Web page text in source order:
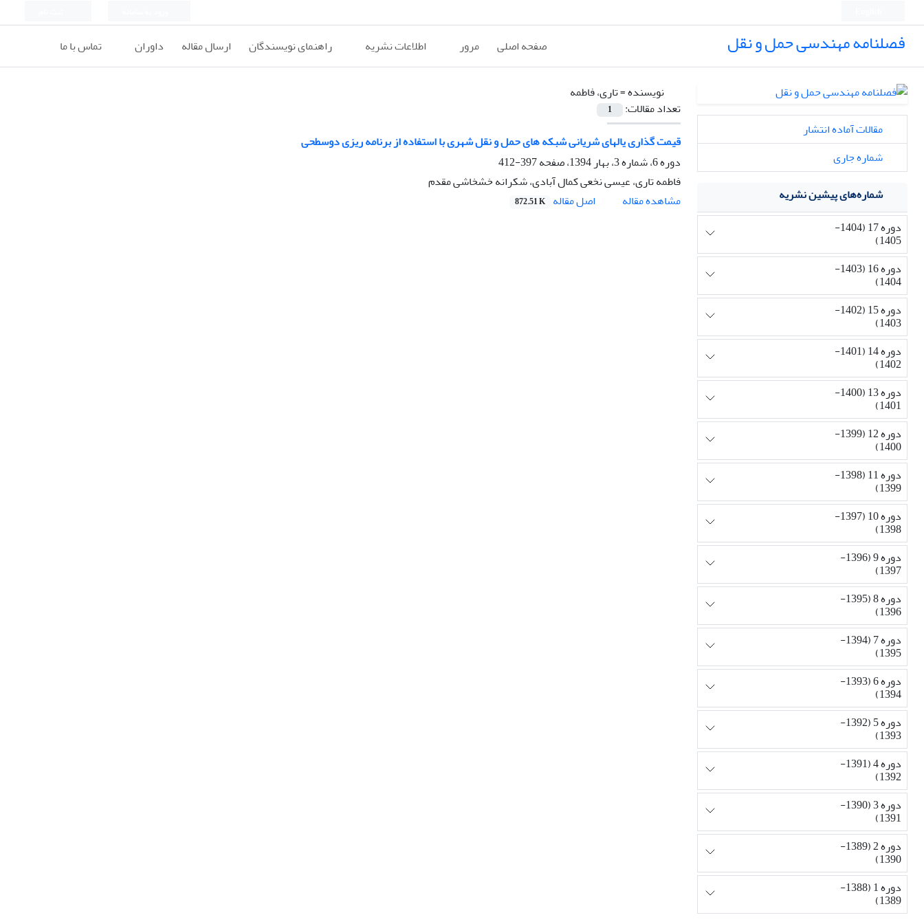
فصلنامه مهندسی حمل و نقل صفحه اصلی مرور اطلاعات نشریه راهنمای نویسندگان ارسال مقاله داوران تماس با ما
نویسنده =تاری، فاطمه
تعداد مقالات:
1
قیمت‏ گذاری یال‏های شریانی شبکه‏ های حمل و نقل شهری با استفاده از برنامه‏ ریزی دوسطحی
دوره 6، شماره 3، بهار 1394، صفحه
397-412
فاطمه تاری، عیسی نخعی کمال آبادی، شکرانه خشخاشی مقدم
مشاهده مقاله
اصل مقاله 872.51 K
مقالات آماده انتشار
شماره جاری
شماره‌های پیشین نشریه
دوره 17 (1404-
1405)
دوره 16 (1403-
1404)
دوره 15 (1402-
1403)
دوره 14 (1401-
1402)
دوره 13 (1400-
1401)
دوره 12 (1399-
1400)
دوره 11 (1398-
1399)
دوره 10 (1397-
1398)
دوره 9 (1396-
1397)
دوره 8 (1395-
1396)
دوره 7 (1394-
1395)
دوره 6 (1393-
1394)
دوره 5 (1392-
1393)
دوره 4 (1391-
1392)
دوره 3 (1390-
1391)
دوره 2 (1389-
1390)
دوره 1 (1388-
1389)